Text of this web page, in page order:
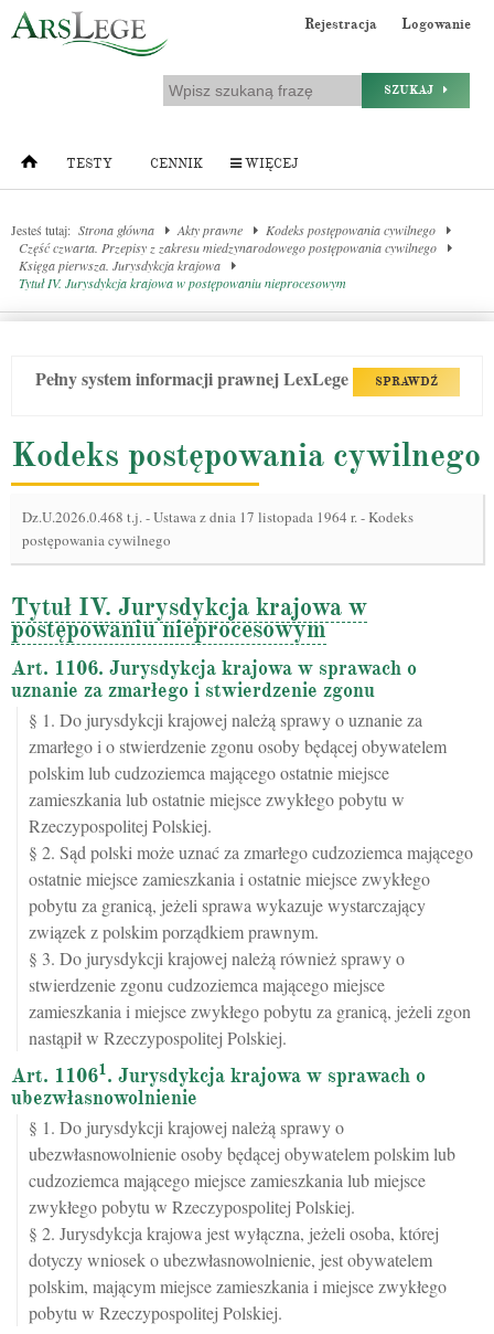
Rejestracja Logowanie
SZUKAJ
TESTY CENNIK WIĘCEJ
Jesteś tutaj: Strona główna Akty prawne
Kodeks postępowania cywilnego
Część czwarta. Przepisy z zakresu miedzynarodowego postępowania cywilnego
Księga pierwsza. Jurysdykcja krajowa
Tytuł IV. Jurysdykcja krajowa w postępowaniu nieprocesowym
Pełny system informacji prawnej LexLege SPRAWDŹ
Kodeks postępowania cywilnego
Dz.U.2026.0.468 t.j.-Ustawa z dnia 17 listopada 1964 r. - Kodeks
postępowania cywilnego
Tytuł IV. Jurysdykcja krajowa w
postępowaniu nieprocesowym
Art. 1106. Jurysdykcja krajowa w sprawach o
uznanie za zmarłego i stwierdzenie zgonu
§ 1. Do jurysdykcji krajowej należą sprawy o uznanie za
zmarłego i o stwierdzenie zgonu osoby będącej obywatelem
polskim lub cudzoziemca mającego ostatnie miejsce
zamieszkania lub ostatnie miejsce zwykłego pobytu w
Rzeczypospolitej Polskiej.
§ 2. Sąd polski może uznać za zmarłego cudzoziemca mającego
ostatnie miejsce zamieszkania i ostatnie miejsce zwykłego
pobytu za granicą, jeżeli sprawa wykazuje wystarczający
związek z polskim porządkiem prawnym.
§ 3. Do jurysdykcji krajowej należą również sprawy o
stwierdzenie zgonu cudzoziemca mającego miejsce
zamieszkania i miejsce zwykłego pobytu za granicą, jeżeli zgon
nastąpił w Rzeczypospolitej Polskiej.
Art. 11061. Jurysdykcja krajowa w sprawach o
ubezwłasnowolnienie
§ 1. Do jurysdykcji krajowej należą sprawy o
ubezwłasnowolnienie osoby będącej obywatelem polskim lub
cudzoziemca mającego miejsce zamieszkania lub miejsce
zwykłego pobytu w Rzeczypospolitej Polskiej.
§ 2. Jurysdykcja krajowa jest wyłączna, jeżeli osoba, której
dotyczy wniosek o ubezwłasnowolnienie, jest obywatelem
polskim, mającym miejsce zamieszkania i miejsce zwykłego
pobytu w Rzeczypospolitej Polskiej.